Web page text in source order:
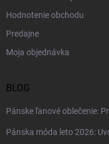
Hodnotenie obchodu
Predajne
Moja objednávka
BLOG
Pánske ľanové oblečenie:
Pánska móda leto 2026: